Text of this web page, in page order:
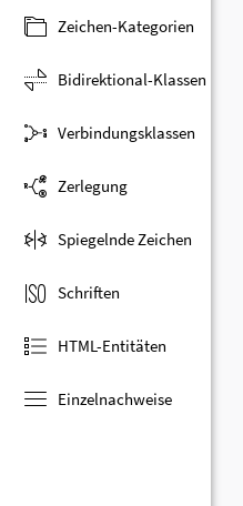
Zeichen-Kategorien
Bidirektional-Klassen
Verbindungsklassen
Zerlegung
Spiegelnde Zeichen
Schriften
HTML-Entitäten
Einzelnachweise